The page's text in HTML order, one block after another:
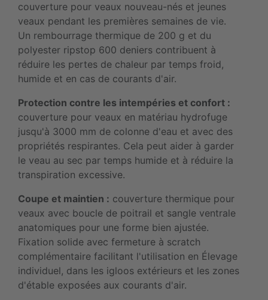
couverture pour veaux nouveau-nés et jeunes
veaux pendant les premières semaines de vie.
Un rembourrage thermique de 200 g et du
polyester ripstop 600 deniers contribuent à
réduire les pertes de chaleur par temps froid,
humide et en cas de courants d'air.
Protection contre les intempéries et confort :
couverture pour veaux en matériau hydrofuge
jusqu'à 3000 mm de colonne d'eau et avec des
propriétés respirantes. Cela peut aider à garder
le veau au sec par temps humide et à réduire la
transpiration excessive.
Coupe et maintien : couverture thermique pour
veaux avec boucle de poitrail et sangle ventrale
anatomiques pour une forme bien ajustée.
Fixation solide avec fermeture à scratch
complémentaire facilitant l'utilisation en Élevage
individuel, dans les igloos extérieurs et les zones
d'étable exposées aux courants d'air.